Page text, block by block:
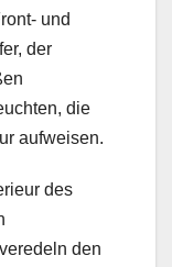
und
der
die
aufweisen.
des
den